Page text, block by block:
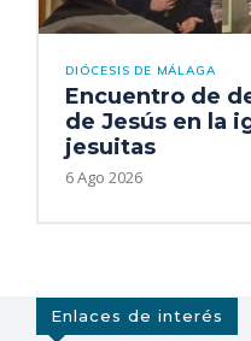
DIÓCESIS DE MÁLAGA
Encuentro de
de Jesús en la
jesuitas
6 Ago 2026
Enlaces de interés